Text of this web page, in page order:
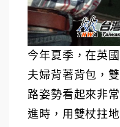
今年夏季，在英
夫婦背著背包，
路姿勢看起來非
進時，用雙杖拄